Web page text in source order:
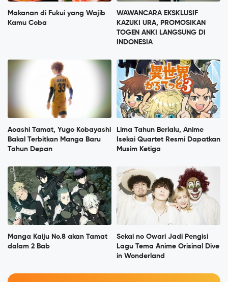
Makanan di Fukui yang Wajib
Kamu Coba
WAWANCARA EKSKLUSIF
KAZUKI URA, PROMOSIKAN
TOGEN ANKI LANGSUNG DI
INDONESIA
Aoashi Tamat, Yugo Kobayashi
Bakal Terbitkan Manga Baru
Tahun Depan
Lima Tahun Berlalu, Anime
Isekai Quartet Resmi Dapatkan
Musim Ketiga
Manga Kaiju No.8 akan Tamat
dalam 2 Bab
Sekai no Owari Jadi Pengisi
Lagu Tema Anime Orisinal Dive
in Wonderland